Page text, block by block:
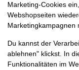
28M
Marketing-Cookies
Webshopseiten
Marketingkampagnen
Du kannst der
ablehnen" klickst. In
Funktionalitäten im